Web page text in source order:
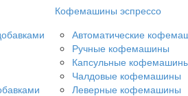
Кофемашины эспрессо
Автоматические
Ручные кофемашины
Капсульные
Чалдовые кофемашины
Леверные кофемашины